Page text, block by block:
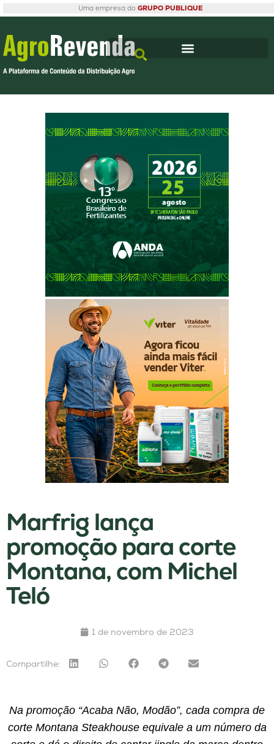
Uma empresa do GRUPO PUBLIQUE
Marfrig lança
promoção para corte
Montana, com Michel
Teló
1 de novembro de 2023
Compartilhe:
Na promoção “Acaba Não, Modão”, cada compra de
corte Montana Steakhouse equivale a um número da